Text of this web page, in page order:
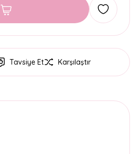
Tavsiye Et Karşılaştır